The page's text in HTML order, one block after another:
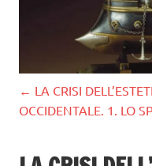
← LA CRISI
OCCIDENTALE. 1. LO